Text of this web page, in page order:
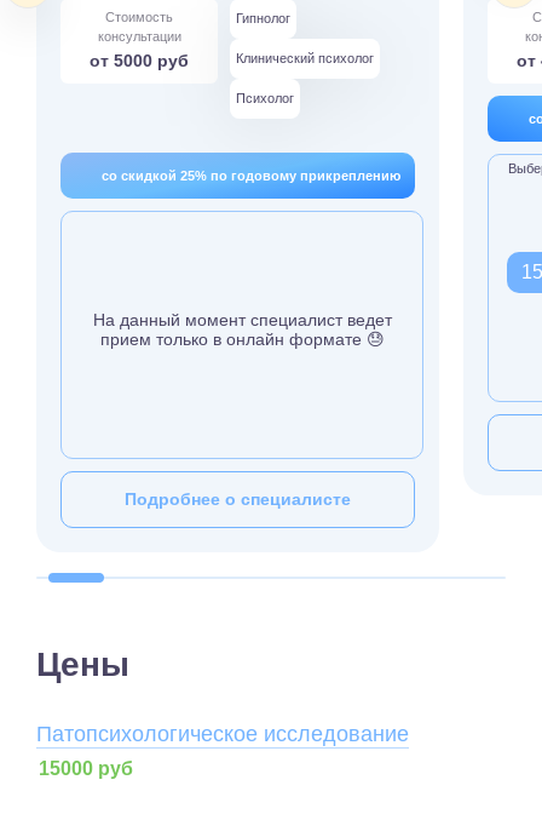
Стоимость
консультации
от 5000 руб
Гипнолог
Клинический психолог
Психолог
со скидкой 25% по годовому прикреплению
На данный момент специалист ведет
прием только в онлайн формате 😓
Подробнее о специалисте
от
Цены
Патопсихологическое исследование
15000 руб